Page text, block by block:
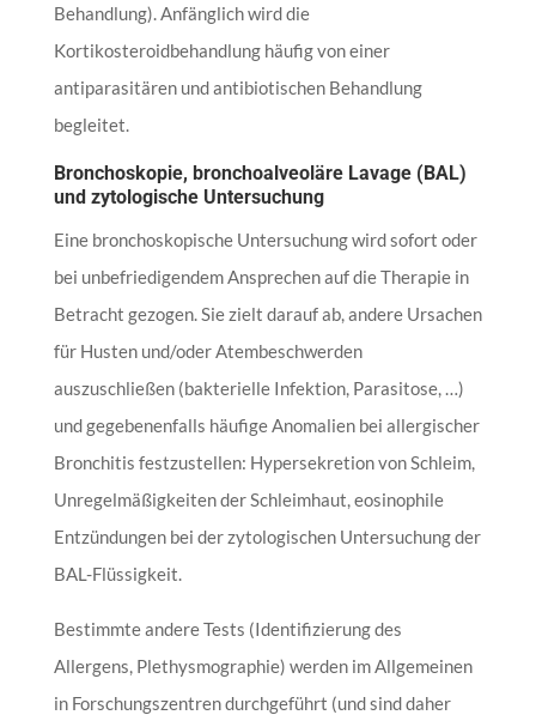
Behandlung). Anfänglich wird die
Kortikosteroidbehandlung häufig von einer
antiparasitären und antibiotischen Behandlung
begleitet.
Bronchoskopie, bronchoalveoläre Lavage (BAL)
und zytologische Untersuchung
Eine bronchoskopische Untersuchung wird sofort oder
bei unbefriedigendem Ansprechen auf die Therapie in
Betracht gezogen. Sie zielt darauf ab, andere Ursachen
für Husten und/oder Atembeschwerden
auszuschließen (bakterielle Infektion, Parasitose, …)
und gegebenenfalls häufige Anomalien bei allergischer
Bronchitis festzustellen: Hypersekretion von Schleim,
Unregelmäßigkeiten der Schleimhaut, eosinophile
Entzündungen bei der zytologischen Untersuchung der
BAL-Flüssigkeit.
Bestimmte andere Tests (Identifizierung des
Allergens, Plethysmographie) werden im Allgemeinen
in Forschungszentren durchgeführt (und sind daher